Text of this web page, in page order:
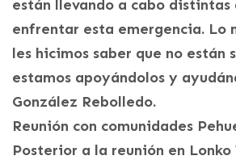
están llevando a cabo distintas
enfrentar esta emergencia. Lo
les hicimos saber que no están
estamos apoyándolos y
González Rebolledo.
Reunión con comunidades
Posterior a la reunión en Lonko